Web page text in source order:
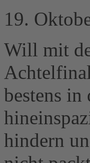
19.
Will mit
bestens in
hindern